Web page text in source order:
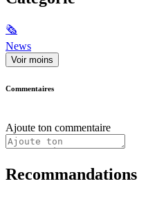
🗞
News
Voir moins
Commentaires
Ajoute ton commentaire
Recommandations